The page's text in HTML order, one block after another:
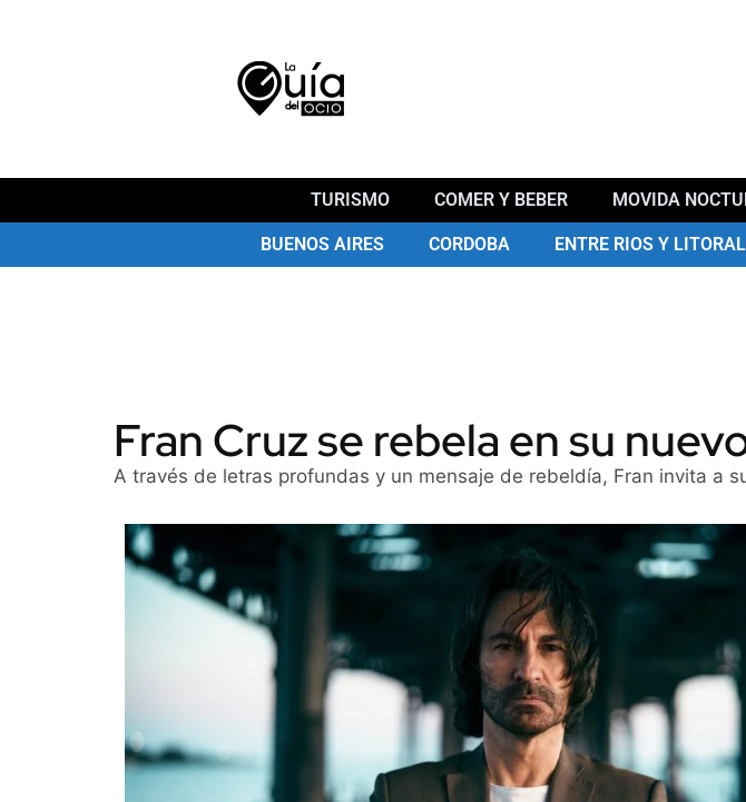
TURISMO COMER Y BEBER MOVIDA
BUENOS AIRES CORDOBA ENTRE RIOS Y LITORAL
Fran Cruz se rebela en su
A través de letras profundas y un mensaje de rebeldía, Fran invita a